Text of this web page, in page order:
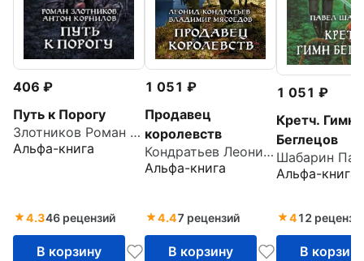
406
Путь к Порогу
Злотников Роман Валерьевич
Альфа-книга
4.346 рецензий
В корзину
1 051
Продавец
королевств
Кондратьев Леонид Владимирович
Альфа-книга
4.47 рецензий
В корзину
1 051
Кретч. Гимн
Беглецов
Альфа-книга
412
В корзину